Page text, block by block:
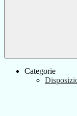
Categorie